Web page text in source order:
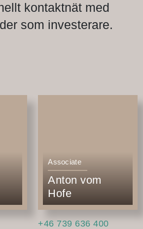
kontaktnät med
som investerare.
Associate
Anton vom
Hofe
+46 739 636 400